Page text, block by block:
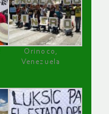
Orinoco,
Venezuela